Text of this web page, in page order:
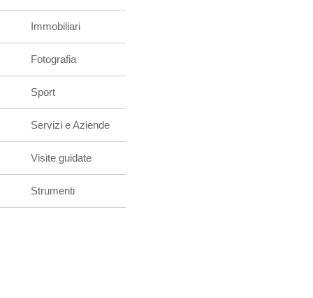
Immobiliari
Fotografia
Sport
Servizi e Aziende
Visite guidate
Strumenti